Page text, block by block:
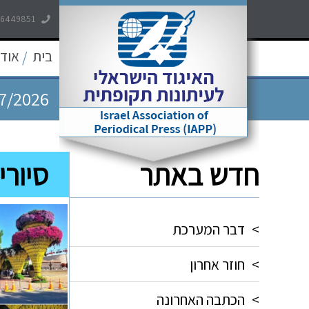
בית /
2026
2026
2026
2026 חדש באתר
> דבר המערכת
> חוזר אחרון
> הכתבה האחרונה